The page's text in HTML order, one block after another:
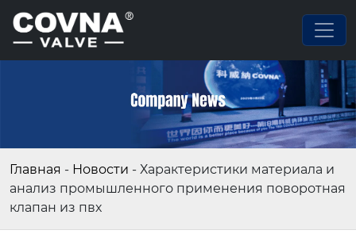
Главная - Новости - Характеристики материала и
анализ промышленного применения поворотная
клапан из пвх